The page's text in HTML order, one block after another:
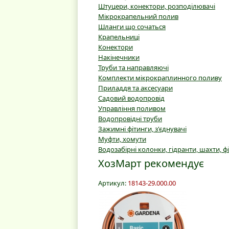
Штуцери, конектори, розподілювачі
Мікрокрапельний полив
Шланги що сочаться
Крапельниці
Конектори
Накінечники
Труби та направляючі
Комплекти мікрокраплинного поливу
Приладдя та аксесуари
Садовий водопровід
Управління поливом
Водопровідні труби
Зажимні фітинги, з'єднувачі
Муфти, хомути
Водозабірні колонки, гідранти, шахти,
ХозМарт рекомендує
Артикул: 18143-29.000.00